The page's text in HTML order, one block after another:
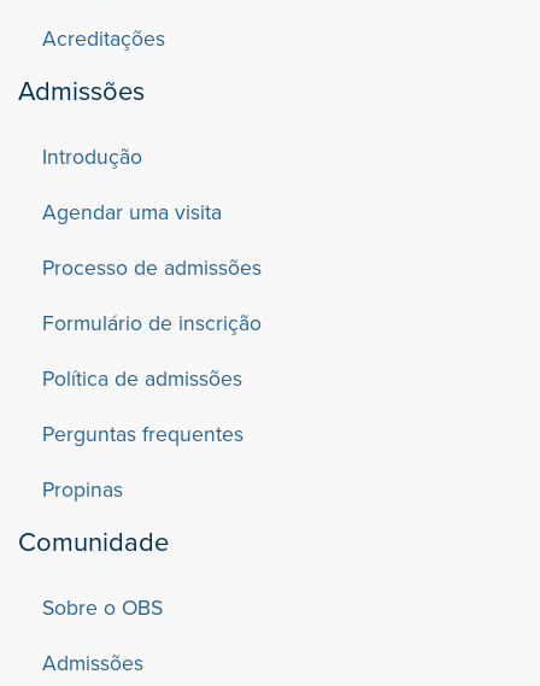
Acreditações
Admissões
Introdução
Agendar uma visita
Processo de admissões
Formulário de inscrição
Política de admissões
Perguntas frequentes
Propinas
Comunidade
Sobre o OBS
Admissões